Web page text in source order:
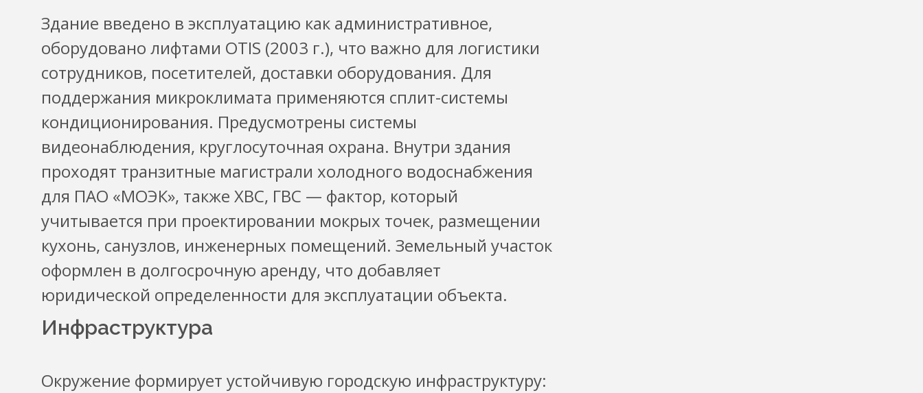
Здание введено в эксплуатацию как административное,
оборудовано лифтами OTIS (2003 г.), что важно для логистики
сотрудников, посетителей, доставки оборудования. Для
поддержания микроклимата применяются сплит-системы
кондиционирования. Предусмотрены системы
видеонаблюдения, круглосуточная охрана. Внутри здания
проходят транзитные магистрали холодного водоснабжения
для ПАО «МОЭК», также ХВС, ГВС — фактор, который
учитывается при проектировании мокрых точек, размещении
кухонь, санузлов, инженерных помещений. Земельный участок
оформлен в долгосрочную аренду, что добавляет
юридической определенности для эксплуатации объекта.
Инфраструктура
Окружение формирует устойчивую городскую инфраструктуру: